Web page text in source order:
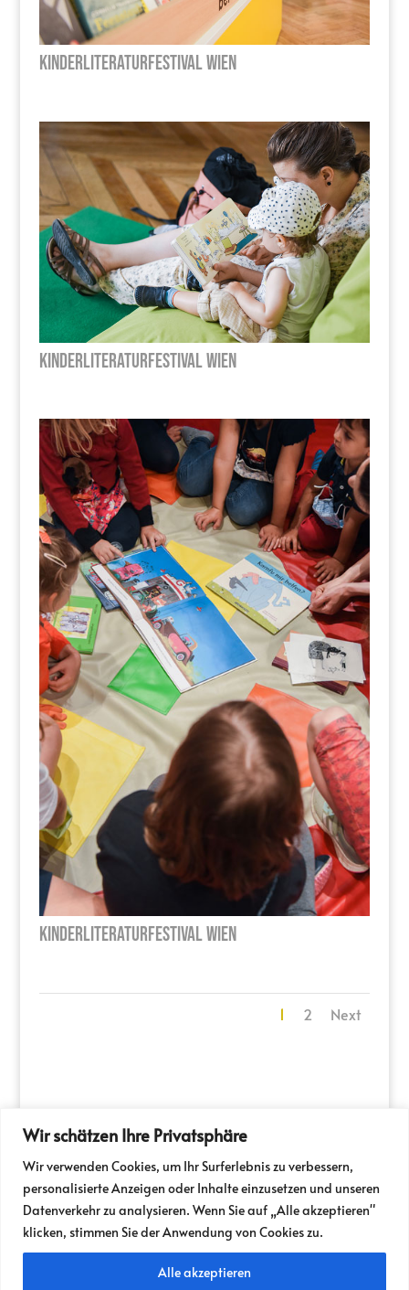
Wir schätzen Ihre Privatsphäre
Wir verwenden Cookies, um Ihr Surferlebnis zu verbessern,
personalisierte Anzeigen oder Inhalte einzusetzen und unseren
Datenverkehr zu analysieren. Wenn Sie auf „Alle akzeptieren"
klicken, stimmen Sie der Anwendung von Cookies zu.
Alle akzeptieren
Kinderliteraturfestival Wien
Kinderliteraturfestival Wien
Kinderliteraturfestival Wien
1 2 Next
PRESSE
PARTNER
NEWSLETTER / FOLDER
TICKETSHOP
IM SPITZER
MILIEUKINO
JOBS
VERMIETUNG
IMPRESSUM